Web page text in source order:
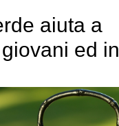
aiuta a
ed in